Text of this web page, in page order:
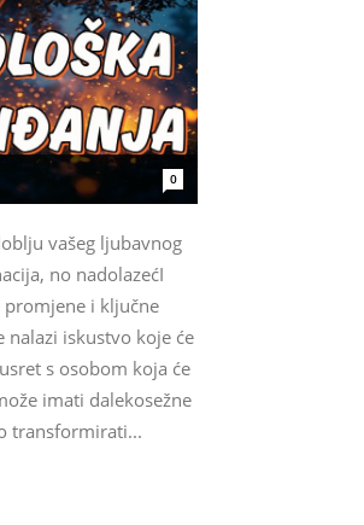
0
vašeg ljubavnog
no nadolazećI
promjene i ključne
nalazi iskustvo koje će
s osobom koja će
imati dalekosežne
transformirati...